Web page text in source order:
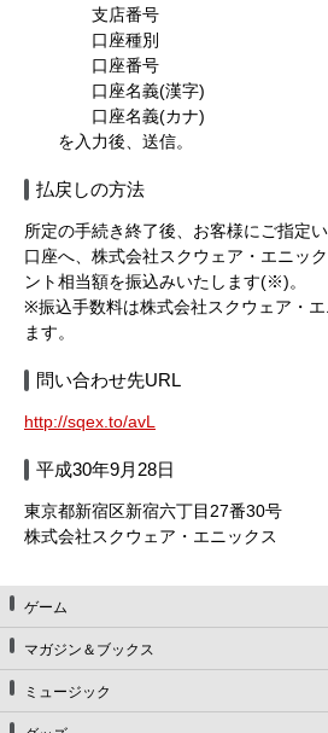
支店番号
口座種別
口座番号
口座名義(漢字)
口座名義(カナ)
を入力後、送信。
払戻しの方法
所定の手続き終了後、お客様にご指定
口座へ、株式会社スクウェア・エニッ
ント相当額を振込みいたします(※)。
※振込手数料は株式会社スクウェア・
ます。
問い合わせ先URL
http://sqex.to/avL
平成30年9月28日
東京都新宿区新宿六丁目27番30号
株式会社スクウェア・エニックス
ゲーム
マガジン＆ブックス
ミュージック